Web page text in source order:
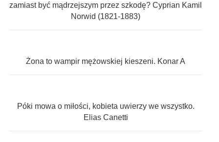
zamiast być mądrzejszym przez szkodę? Cyprian Kamil
Norwid (1821-1883)
Żona to wampir mężowskiej kieszeni. Konar A
Póki mowa o miłości, kobieta uwierzy we wszystko.
Elias Canetti